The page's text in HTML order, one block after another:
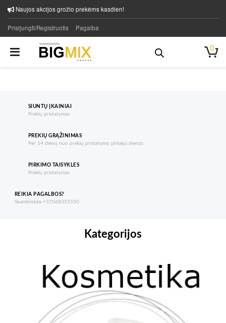
Naujos akcijos grožio prekėms kasdien!
Prisijungti/Registruotis Pagalba
0
SIUNTŲ ĮKAINIAI
Prekių pristatymas
PREKIŲ GRĄŽINIMAS
Per 14 dienų nuo prekių pristatymo pirkėjui dienos
PIRKIMO TAISYKLES
Prekių pristatymas
REIKIA PAGALBOS?
Skambinkite +37068355550
Kategorijos